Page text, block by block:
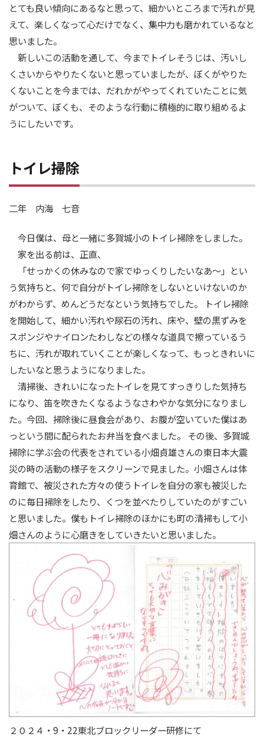
とても良い傾向にあるなと思って、細かいところまで汚れが見
えて、楽しくなって心だけでなく、集中力も磨かれているなと
思いました。
新しいこの活動を通して、今までトイレそうじは、汚いし
くさいからやりたくないと思っていましたが、ぼくがやりた
くないことを今までは、だれかがやってくれていたことに気
がついて、ぼくも、そのような行動に積極的に取り組めるよ
うにしたいです。
トイレ掃除
二年 内海 七音
今日僕は、母と一緒に多賀城小のトイレ掃除をしました。
家を出る前は、正直、
「せっかくの休みなので家でゆっくりしたいなあ～」とい
う気持ちと、何で自分がトイレ掃除をしないといけないのか
がわからず、めんどうだなという気持ちでした。 トイレ掃除
を開始して、細かい汚れや尿石の汚れ、床や、壁の黒ずみを
スポンジやナイロンたわしなどの様々な道具で擦っているう
ちに、汚れが取れていくことが楽しくなって、もっときれいに
したいなと思うようになりました。
清掃後、きれいになったトイレを見てすっきりした気持ち
になり、笛を吹きたくなるようなさわやかな気分になりまし
た。今回、掃除後に昼食会があり、お腹が空いていた僕はあ
っという間に配られたお弁当を食べました。 その後、多賀城
掃除に学ぶ会の代表をされている小畑貞雄さんの東日本大震
災の時の活動の様子をスクリーンで見ました。小畑さんは体
育館で、被災された方々の使うトイレを自分の家も被災した
のに毎日掃除をしたり、くつを並べたりしていたのがすごい
と思いました。僕もトイレ掃除のほかにも町の清掃もして小
畑さんのように心磨きをしていきたいと思いました。
２０２４・9・22東北ブロックリーダー研修にて